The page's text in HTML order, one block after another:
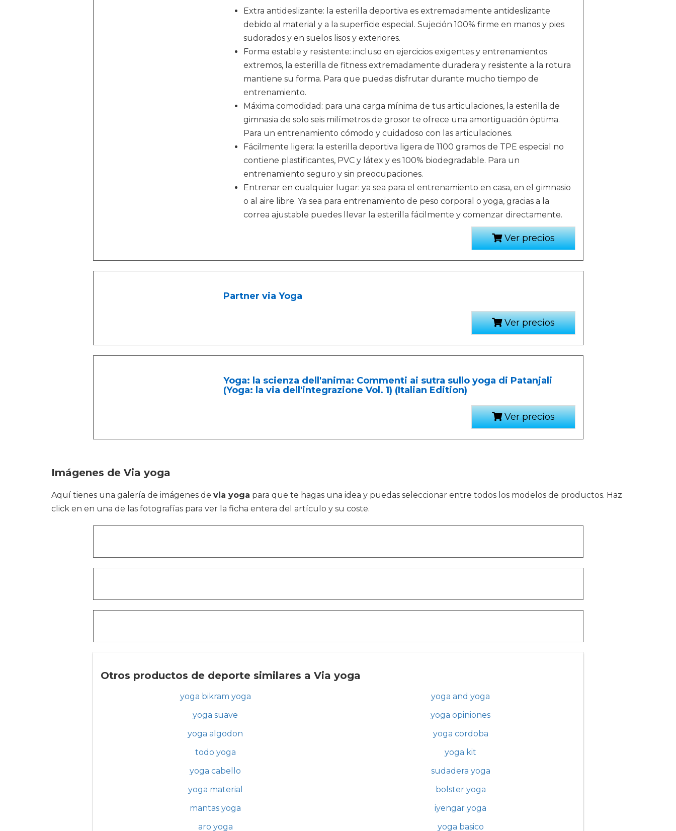
Extra antideslizante: la esterilla deportiva es extremadamente antideslizante
debido al material y a la superficie especial. Sujeción 100% firme en manos y pies
sudorados y en suelos lisos y exteriores.
Forma estable y resistente: incluso en ejercicios exigentes y entrenamientos
extremos, la esterilla de fitness extremadamente duradera y resistente a la rotura
mantiene su forma. Para que puedas disfrutar durante mucho tiempo de
entrenamiento.
Máxima comodidad: para una carga mínima de tus articulaciones, la esterilla de
gimnasia de solo seis milímetros de grosor te ofrece una amortiguación óptima.
Para un entrenamiento cómodo y cuidadoso con las articulaciones.
Fácilmente ligera: la esterilla deportiva ligera de 1100 gramos de TPE especial no
contiene plastificantes, PVC y látex y es 100% biodegradable. Para un
entrenamiento seguro y sin preocupaciones.
Entrenar en cualquier lugar: ya sea para el entrenamiento en casa, en el gimnasio
o al aire libre. Ya sea para entrenamiento de peso corporal o yoga, gracias a la
correa ajustable puedes llevar la esterilla fácilmente y comenzar directamente.
Ver precios
Partner via Yoga
Ver precios
Yoga: la scienza dell'anima: Commenti ai sutra sullo yoga di Patanjali
(Yoga: la via dell'integrazione Vol. 1) (Italian Edition)
Ver precios
Imágenes de Via yoga
Aquí tienes una galería de imágenes de via yoga para que te hagas una idea y puedas seleccionar entre todos los modelos de productos. Haz
click en en una de las fotografías para ver la ficha entera del artículo y su coste.
Otros productos de deporte similares a Via yoga
yoga bikram yoga
yoga and yoga
yoga suave
yoga opiniones
yoga algodon
yoga cordoba
todo yoga
yoga kit
yoga cabello
sudadera yoga
yoga material
bolster yoga
mantas yoga
iyengar yoga
aro yoga
yoga basico